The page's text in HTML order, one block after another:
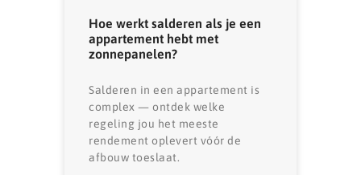
Hoe werkt salderen als je een
appartement hebt met
zonnepanelen?
Salderen in een appartement is
complex — ontdek welke
regeling jou het meeste
rendement oplevert vóór de
afbouw toeslaat.